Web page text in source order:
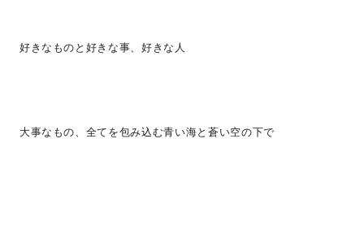
好きなものと好きな事、好きな人
大事なもの、全てを包み込む青い海と蒼い空の下で